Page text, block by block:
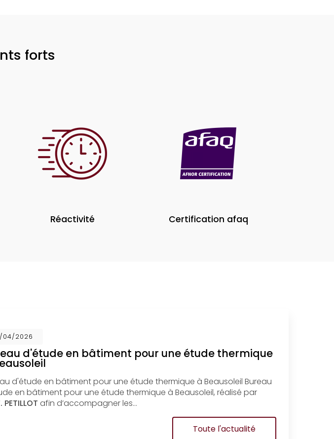
forts
Réactivité Certification afaq
04/2026
d'étude en bâtiment pour une étude thermique
d'étude en bâtiment pour une étude thermique à Beausoleil Bureau
en bâtiment pour une étude thermique à Beausoleil, réalisé par
PETILLOT afin d’accompagner les…
Toute l'actualité